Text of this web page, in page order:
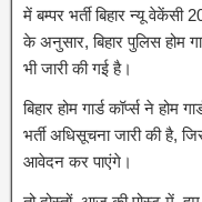
में बम्पर भर्ती बिहार न्यू
के अनुसार, बिहार पुलिस होम
भी जारी की गई है।
बिहार होम गार्ड कॉर्प्स ने होम
भर्ती अधिसूचना जारी की है,
आवेदन कर पाएंगे।